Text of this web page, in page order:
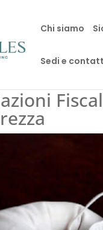
Chi siamo
Sedi e